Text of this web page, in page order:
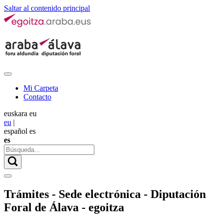
Saltar al contenido principal
Mi Carpeta
Contacto
euskara eu
eu |
español es
es
Trámites - Sede electrónica - Diputación
Foral de Álava - egoitza